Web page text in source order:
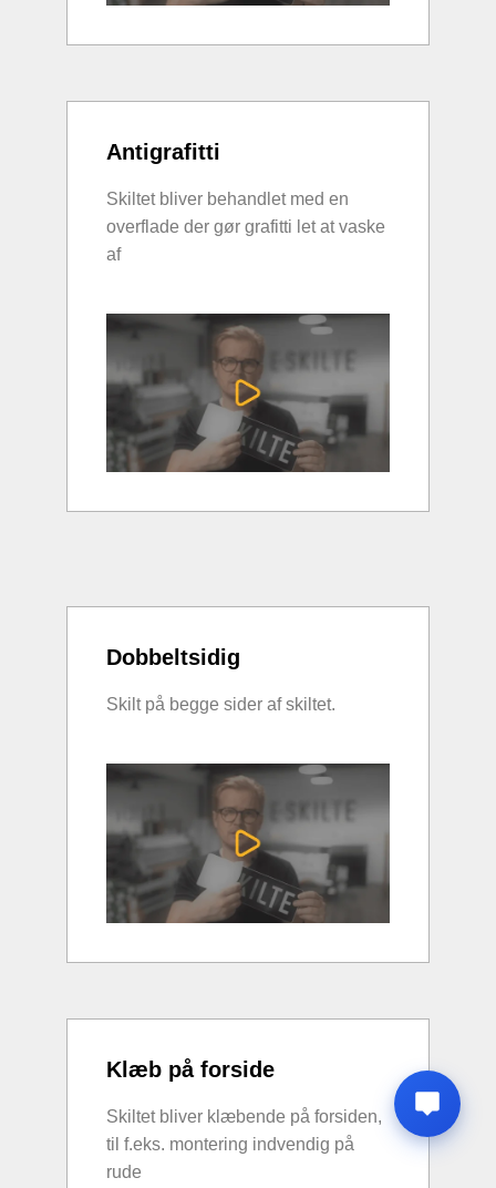
Antigrafitti
Skiltet bliver behandlet med en
overflade der gør grafitti let at vaske
af
Dobbeltsidig
Skilt på begge sider af skiltet.
Klæb på forside
Skiltet bliver klæbende på forsiden,
til f.eks. montering indvendig på
rude